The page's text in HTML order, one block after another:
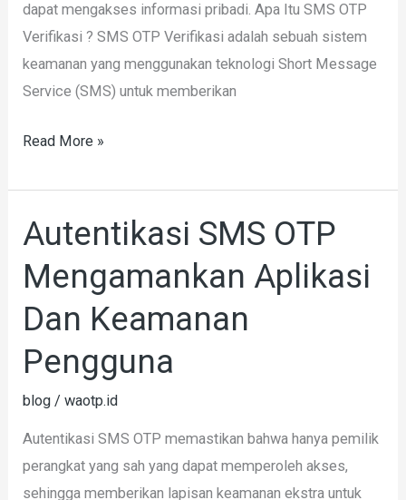
dapat mengakses informasi pribadi. Apa Itu SMS OTP
Verifikasi ? SMS OTP Verifikasi adalah sebuah sistem
keamanan yang menggunakan teknologi Short Message
Service (SMS) untuk memberikan
Read More »
Autentikasi SMS OTP
Mengamankan Aplikasi
Dan Keamanan
Pengguna
blog /waotp.id
Autentikasi SMS OTP memastikan bahwa hanya pemilik
perangkat yang sah yang dapat memperoleh akses,
sehingga memberikan lapisan keamanan ekstra untuk
Autentikasi
OTP
Mengamankan
Aplikasi
Dan